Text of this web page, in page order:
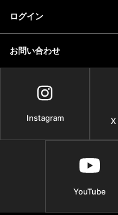
ログイン
お問い合わせ
Instagram
YouTube